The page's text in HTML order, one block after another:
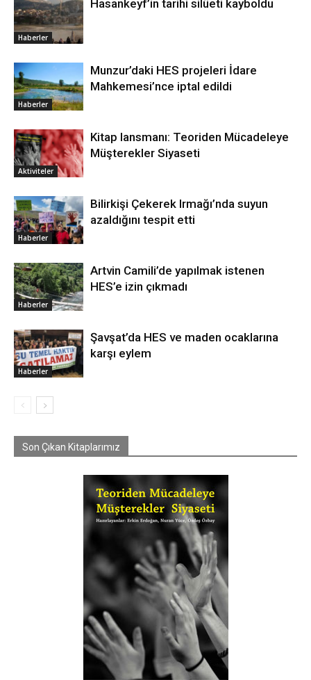
Haberler
Hasankeyf’in tarihi silüeti kayboldu
Haberler
Munzur’daki HES projeleri İdare
Mahkemesi’nce iptal edildi
Aktiviteler
Kitap lansmanı: Teoriden Mücadeleye
Müşterekler Siyaseti
Haberler
Bilirkişi Çekerek Irmağı’nda suyun
azaldığını tespit etti
Haberler
Artvin Camili’de yapılmak istenen
HES’e izin çıkmadı
Haberler
Şavşat’da HES ve maden ocaklarına
karşı eylem
Son Çıkan Kitaplarımız